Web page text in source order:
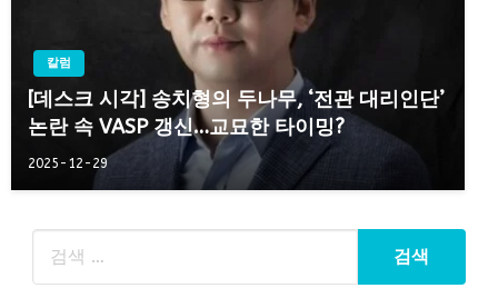
칼럼
[데스크 시각] 송치형의 두나무, ‘전관 대리인단’
논란 속 VASP 갱신…교묘한 타이밍?
2025-12-29